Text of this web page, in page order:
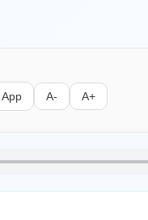
App A- A+